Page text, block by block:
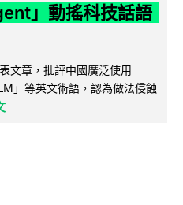
」動搖科技話語
文章，批評中國廣泛使用
」等英文術語，認為做法侵蝕